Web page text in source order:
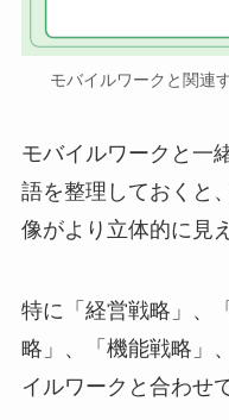
モバイルワークと関連
モバイルワークと一
語を整理しておくと
像がより立体的に見
特に「経営戦略」、
略」、「機能戦略」
イルワークと合わせ